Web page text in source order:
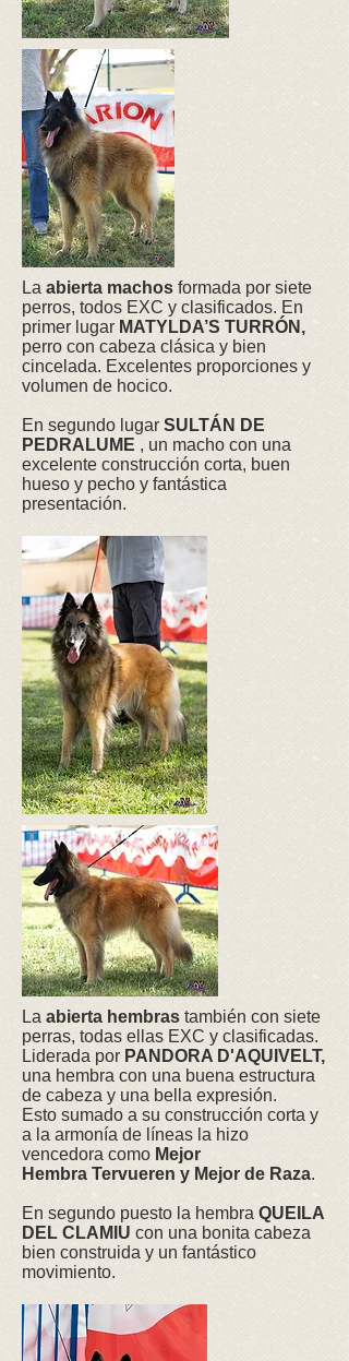
La abierta machos formada por siete
perros, todos EXC y clasificados. En
primer lugar MATYLDA’S TURRÓN,
perro con cabeza clásica y bien
cincelada. Excelentes proporciones y
volumen de hocico.
En segundo lugar SULTÁN DE
PEDRALUME , un macho con una
excelente construcción corta, buen
hueso y pecho y fantástica
presentación.
La abierta hembras también con siete
perras, todas ellas EXC y clasificadas.
Liderada por PANDORA D'AQUIVELT,
una hembra con una buena estructura
de cabeza y una bella expresión.
Esto sumado a su construcción corta y
a la armonía de líneas la hizo
vencedora como Mejor
Hembra Tervueren y Mejor de Raza.
En segundo puesto la hembra QUEILA
DEL CLAMIU con una bonita cabeza
bien construida y un fantástico
movimiento.